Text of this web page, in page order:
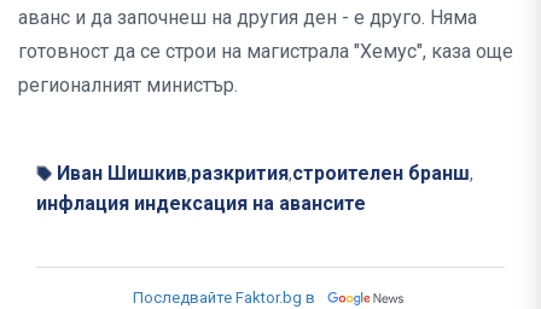
аванс и да започнеш на другия ден - е друго. Няма
готовност да се строи на магистрала "Хемус", каза още
регионалният министър.
Иван Шишкив,разкрития,строителен бранш,
инфлация индексация на авансите
Последвайте Faktor.bg в